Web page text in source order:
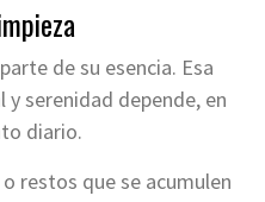
de su esencia. Esa
serenidad depende, en
diario.
restos que se acumulen